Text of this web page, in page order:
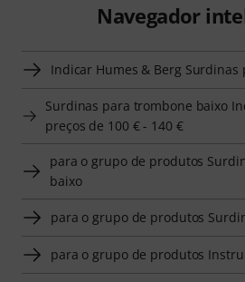
Navegador
Indicar Humes & Berg
Surdinas para trombone baixo
preços de 100 € - 140 €
para o grupo de produtos
baixo
para o grupo de produtos
para o grupo de produtos